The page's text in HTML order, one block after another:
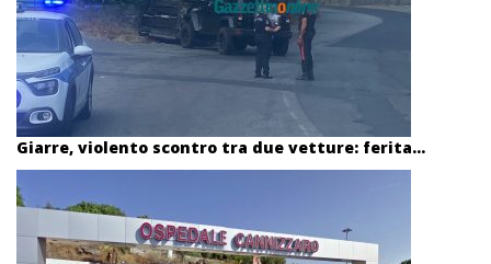
Giarre, violento scontro tra due vetture: ferita...